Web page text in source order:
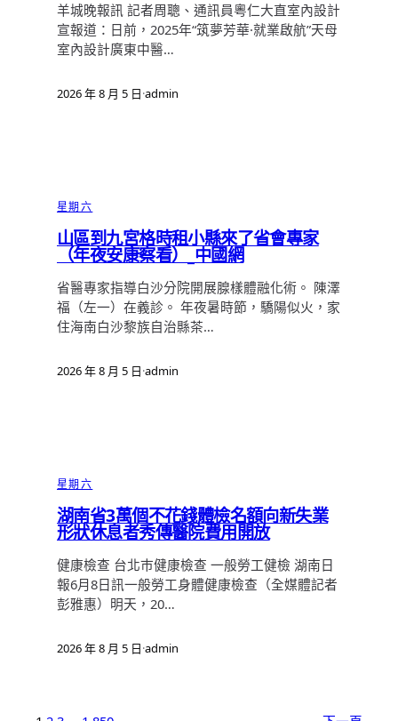
羊城晚報訊 記者周聰、通訊員粵仁大直室內設計
宣報道：日前，2025年“筑夢芳華·就業啟航”天母
室內設計廣東中醫…
2026 年 8 月 5 日·admin
星期六
山區到九宮格時租小縣來了省會專家
（年夜安康察看）_中國網
省醫專家指導白沙分院開展腺樣體融化術。 陳澤
福（左一）在義診。 年夜暑時節，驕陽似火，家
住海南白沙黎族自治縣茶…
2026 年 8 月 5 日·admin
星期六
湖南省3萬個不花錢體檢名額向新失業
形狀休息者秀傳醫院費用開放
健康檢查 台北巿健康檢查 一般勞工健檢 湖南日
報6月8日訊一般勞工身體健康檢查（全媒體記者
彭雅惠）明天，20…
2026 年 8 月 5 日·admin